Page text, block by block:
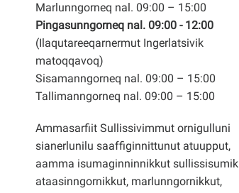
Marlunngorneq nal. 09:00 – 15:00
Pingasunngorneq nal. 09:00 - 12:00
(Ilaqutareeqarnermut Ingerlatsivik
matoqqavoq)
Sisamanngorneq nal. 09:00 – 15:00
Tallimanngorneq nal. 09:00 – 15:00
Ammasarfiit Sullissivimmut ornigulluni
sianerlunilu saaffiginnittunut atuupput,
aamma isumaginninnikkut sullissisumik
ataasinngornikkut, marlunngornikkut,